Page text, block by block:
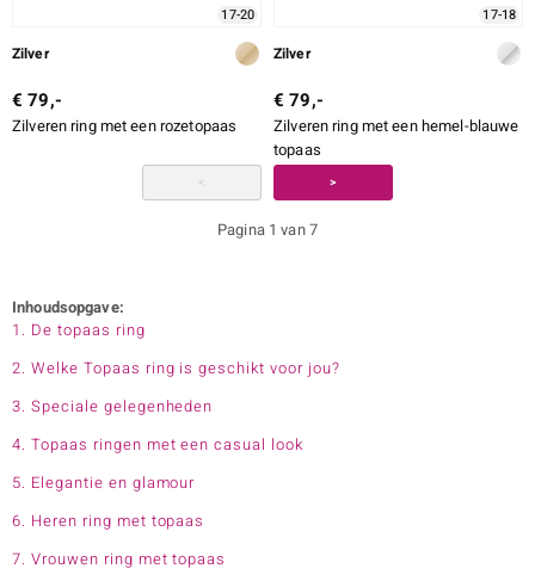
17-20
Zilver
€ 79,-
Zilveren ring met een rozetopaas
17-18
Zilver
€ 79,-
Zilveren ring met een hemel-blauwe
topaas
< >
Pagina 1 van 7
Inhoudsopgave:
1. De topaas ring
2. Welke Topaas ring is geschikt voor jou?
3. Speciale gelegenheden
4. Topaas ringen met een casual look
5. Elegantie en glamour
6. Heren ring met topaas
7. Vrouwen ring met topaas